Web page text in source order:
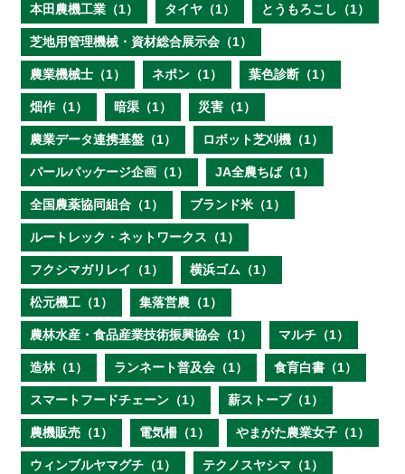
本田農機工業（1） タイヤ（1） とうもろこし（1）
芝地用管理機械・資材総合展示会（1）
農業機械士（1） ネポン（1） 葉色診断（1）
畑作（1） 暗渠（1） 災害（1）
農業データ連携基盤（1） ロボット芝刈機（1）
パールパッケージ企画（1） JA全農ちば（1）
全国農薬協同組合（1） ブランド米（1）
ルートレック・ネットワークス（1）
フクシマガリレイ（1） 横浜ゴム（1）
松元機工（1） 集落営農（1）
農林水産・食品産業技術振興協会（1） マルチ（1）
造林（1） ランネート普及会（1） 食育白書（1）
スマートフードチェーン（1） 薪ストーブ（1）
農機販売（1） 電気柵（1） やまがた農業女子（1）
ウィンブルヤマグチ（1） テクノスヤシマ（1）